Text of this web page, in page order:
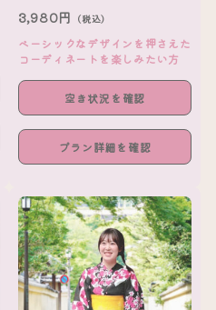
3,980円 （税込）
ベーシックなデザインを押さえた
コーディネートを楽しみたい方
空き状況を確認
プラン詳細を確認